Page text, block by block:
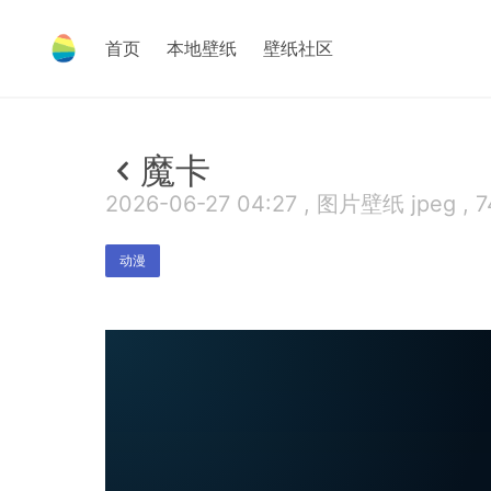
首页 本地壁纸 壁纸社区
魔卡
2026-06-27 04:27 , 图片壁纸 jpeg ,
动漫